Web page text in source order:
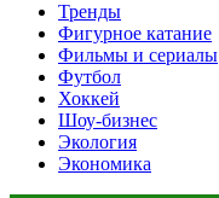
Тренды
Фигурное катание
Фильмы и сериалы
Футбол
Хоккей
Шоу-бизнес
Экология
Экономика